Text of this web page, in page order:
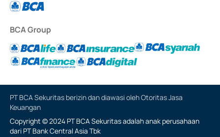
BCA Group
PT BCA Sekuritas berizin dan diawasi oleh Otoritas Jasa
Keuangan
Copyright © 2024 PT BCA Sekuritas adalah anak perusahaan
dari PT Bank Central Asia Tbk